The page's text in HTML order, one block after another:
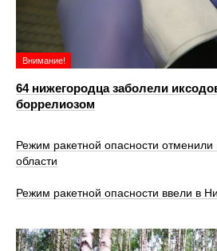
Внимание!
64 нижегородца заболели
боррелиозом
Режим ракетной опасности отменили
области
Режим ракетной опасности ввели в